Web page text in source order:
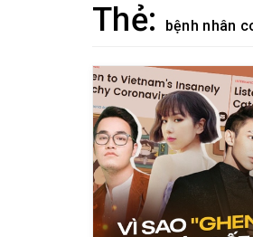
Thẻ: bệnh nhân